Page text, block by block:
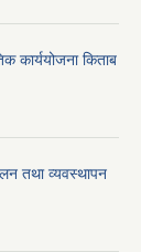
कार्ययोजना किताब
तथा व्यवस्थापन